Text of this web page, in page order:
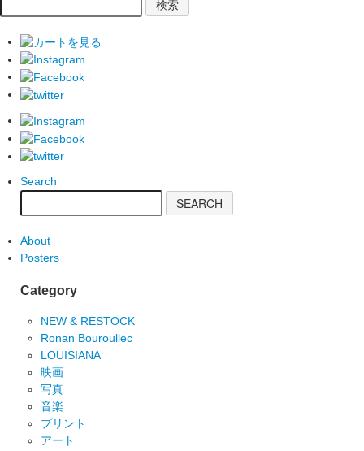
Search
About
Posters
Category
NEW & RESTOCK
Ronan Bouroullec
LOUISIANA
映画
写真
音楽
プリント
アート